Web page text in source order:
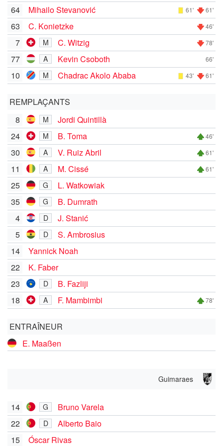
64
Mihailo Stevanović 61' 61'
63 C. Konietzke 46'
7 M C. Witzig 78'
77 A Kevin Csoboth 66'
10 M Chadrac Akolo Ababa 43' 61'
REMPLAÇANTS
8
M
Jordi Quintillà
24
M B. Toma 46'
30 A V. Ruiz Abril 61'
11 A M. Cissé 61'
25 G
L. Watkowiak
35
G
B. Dumrath
4
D
J. Stanić
5
D
S. Ambrosius
14
Yannick Noah
22
K. Faber
23
D
B. Fazliji
18
A F. Mambimbi 78'
ENTRAÎNEUR
E. Maaßen
Guimaraes
14 G
Bruno Varela
22
D
Alberto Baio
15
Óscar Rivas